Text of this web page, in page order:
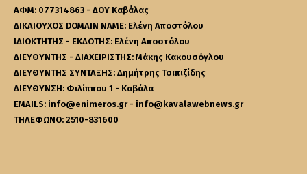
ΑΦΜ: 077314863 - ΔΟΥ Καβάλας
ΔΙΚΑΙΟΥΧΟΣ DOMAIN NAME: Ελένη Αποστόλου
ΙΔΙΟΚΤΗΤΗΣ - ΕΚΔΟΤΗΣ: Ελένη Αποστόλου
ΔΙΕΥΘΥΝΤΗΣ - ΔΙΑΧΕΙΡΙΣΤΗΣ: Μάκης Κακουσόγλου
ΔΙΕΥΘΥΝΤΗΣ ΣΥΝΤΑΞΗΣ: Δημήτρης Τσιπιζίδης
ΔΙΕΥΘΥΝΣΗ: Φιλίππου 1 - Καβάλα
EMAILS: info@enimeros.gr - info@kavalawebnews.gr
ΤΗΛΕΦΩΝΟ: 2510-831600